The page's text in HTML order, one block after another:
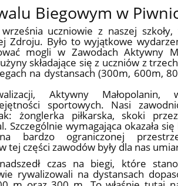
Biegowym w
uczniowie z naszej szkoły,
Zdroju. Było to wyjątkowe
mogli w Zawodach Aktywny
składające się z uczniów z
na dystansach (300m, 600m,
Aktywny Małopolanin,
sportowych. Nasi
żonglerka piłkarska, skoki
Szczególnie wymagająca okazała
bardzo ograniczonej
tej części zawodów były dla nas
czas na biegi, które
rywalizowali na dystansach